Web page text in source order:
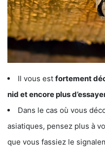
Il vous est fortement
nid et encore plus
Dans le cas où vous
asiatiques, pensez plus à
que vous fassiez le